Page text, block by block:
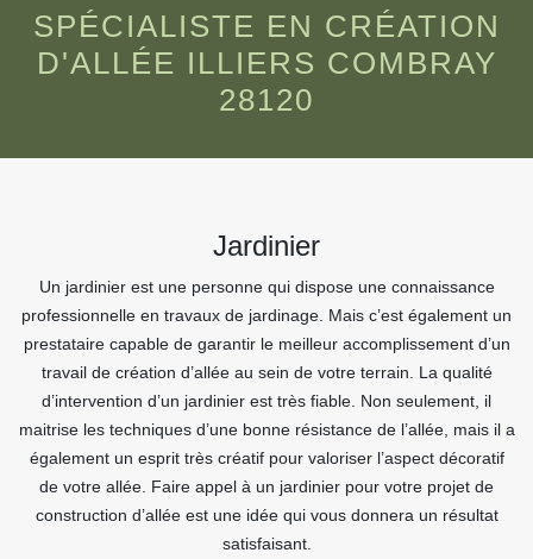
SPÉCIALISTE EN CRÉATION
D'ALLÉE ILLIERS COMBRAY
28120
Jardinier
Un jardinier est une personne qui dispose une connaissance
professionnelle en travaux de jardinage. Mais c’est également un
prestataire capable de garantir le meilleur accomplissement d’un
travail de création d’allée au sein de votre terrain. La qualité
d’intervention d’un jardinier est très fiable. Non seulement, il
maitrise les techniques d’une bonne résistance de l’allée, mais il a
également un esprit très créatif pour valoriser l’aspect décoratif
de votre allée. Faire appel à un jardinier pour votre projet de
construction d’allée est une idée qui vous donnera un résultat
satisfaisant.